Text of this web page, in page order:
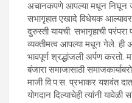
मंत्री मखराम
वि.प.स. प्रभाकर
वि.प.स. सुरेश
दुःखद
अचानकपणे आपल्या मधून निघून
सभागृहात एखादे विधेयक
दुरुस्ती यायची. सभागृहाची
व्यक्तीमत्व आपल्या मधून गेले. ही
भावपूर्ण श्रद्धांजली अर्पण करतो.
बंजारा समाजासाठी
माजी वि.प.स. प्रभाकर यशवंत
योगदान दिल्याचेही त्यांनी यावेळी